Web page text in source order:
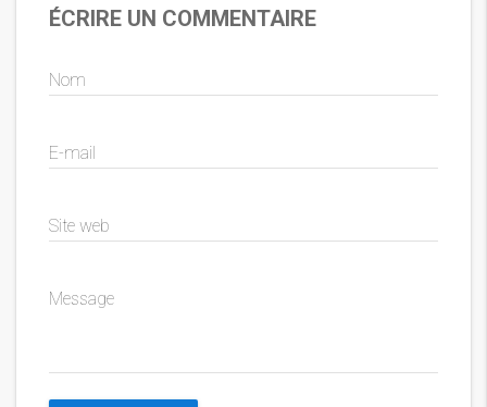
ÉCRIRE UN COMMENTAIRE
Nom
E-mail
Site web
Message